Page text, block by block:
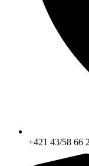
+421 43/58 66